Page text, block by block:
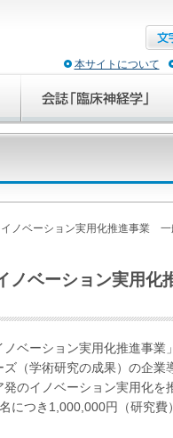
本サイトについて
ノベーション実用化推進事業 一
ノベーション実用
ベーション実用化推進事業
（学術研究の成果）の企業
のイノベーション実用化を
につき1,000,000円（研究費